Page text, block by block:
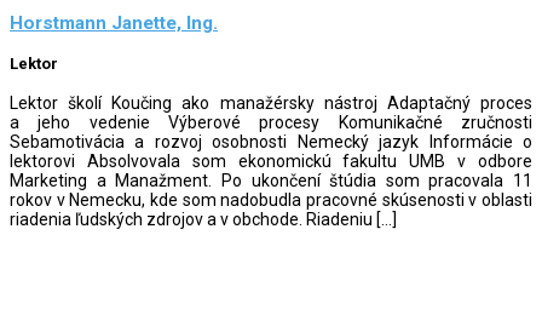
Horstmann Janette, Ing.
Lektor
Lektor školí Koučing ako manažérsky nástroj Adaptačný proces
a jeho vedenie Výberové procesy Komunikačné zručnosti
Sebamotivácia a rozvoj osobnosti Nemecký jazyk Informácie o
lektorovi Absolvovala som ekonomickú fakultu UMB v odbore
Marketing a Manažment. Po ukončení štúdia som pracovala 11
rokov v Nemecku, kde som nadobudla pracovné skúsenosti v oblasti
riadenia ľudských zdrojov a v obchode. Riadeniu […]